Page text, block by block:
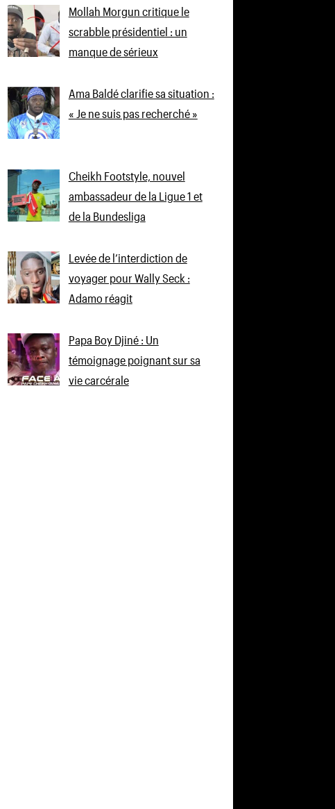
Mollah Morgun critique le
scrabble présidentiel : un
manque de sérieux
Ama Baldé clarifie sa situation :
« Je ne suis pas recherché »
Cheikh Footstyle, nouvel
ambassadeur de la Ligue 1 et
de la Bundesliga
Levée de l’interdiction de
voyager pour Wally Seck :
Adamo réagit
Papa Boy Djiné : Un
témoignage poignant sur sa
vie carcérale